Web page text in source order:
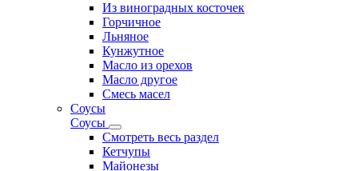
Из виноградных косточек
Горчичное
Льняное
Кунжутное
Масло из орехов
Масло другое
Смесь масел
Соусы
Соусы
Смотреть весь раздел
Кетчупы
Майонезы